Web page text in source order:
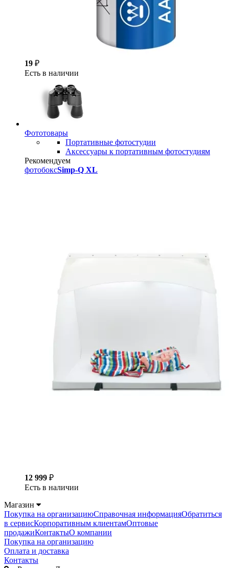
19 ₽
Есть в наличии
Фототовары
Портативные фотостудии
Аксессуары к портативным фотостудиям
Рекомендуем
фотобоксSimp-Q XL
12 999 ₽
Есть в наличии
Магазин
Покупка на организациюСправочная информацияОбратиться
в сервисКорпоративным клиентамОптовые
продажиКонтактыО компании
Покупка на организацию
Оплата и доставка
Контакты